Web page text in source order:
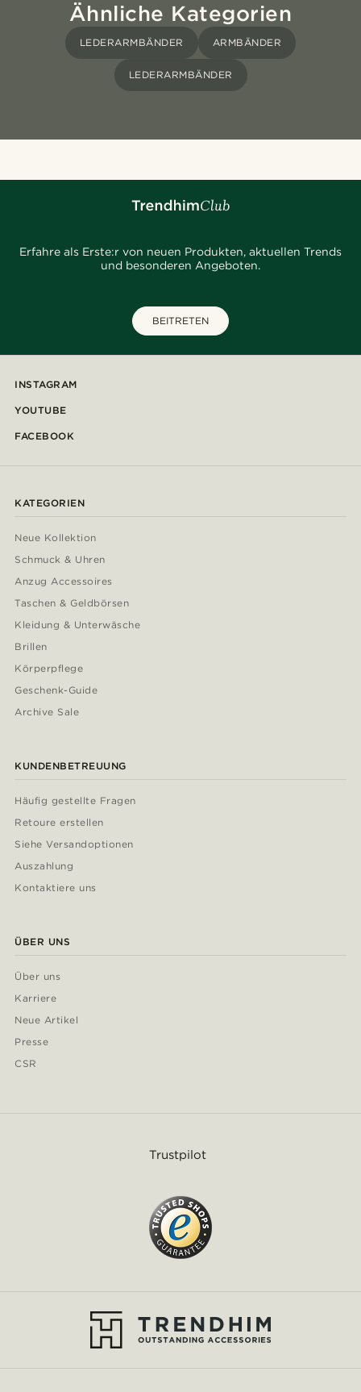
Ähnliche Kategorien
LEDERARMBÄNDER ARMBÄNDER
LEDERARMBÄNDER
Erfahre als Erste:r von neuen Produkten, aktuellen Trends
und besonderen Angeboten.
BEITRETEN
INSTAGRAM
YOUTUBE
FACEBOOK
KATEGORIEN
Neue Kollektion
Schmuck & Uhren
Anzug Accessoires
Taschen & Geldbörsen
Kleidung & Unterwäsche
Brillen
Körperpflege
Geschenk-Guide
Archive Sale
KUNDENBETREUUNG
Häufig gestellte Fragen
Retoure erstellen
Siehe Versandoptionen
Auszahlung
Kontaktiere uns
ÜBER UNS
Über uns
Karriere
Neue Artikel
Presse
CSR
Trustpilot